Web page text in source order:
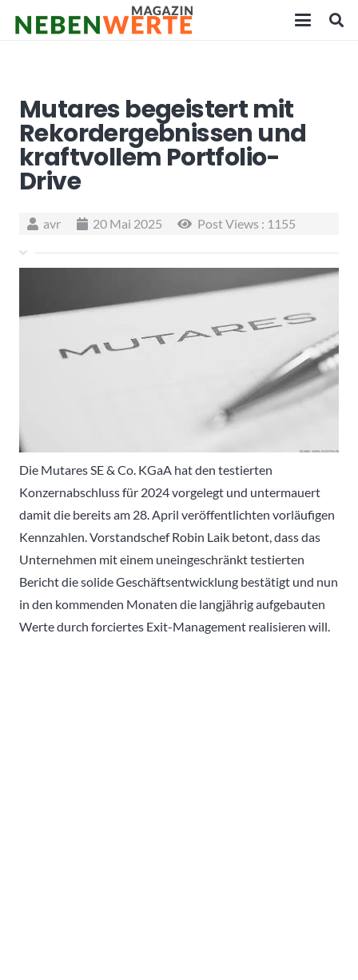
Mutares begeistert mit
Rekordergebnissen und
kraftvollem Portfolio-
Drive
avr 20 Mai 2025 Post Views : 1155
Die Mutares SE & Co. KGaA hat den testierten
Konzernabschluss für 2024 vorgelegt und untermauert
damit die bereits am 28. April veröffentlichten vorläufigen
Kennzahlen. Vorstandschef Robin Laik betont, dass das
Unternehmen mit einem uneingeschränkt testierten
Bericht die solide Geschäftsentwicklung bestätigt und nun
in den kommenden Monaten die langjährig aufgebauten
Werte durch forciertes Exit-Management realisieren will.